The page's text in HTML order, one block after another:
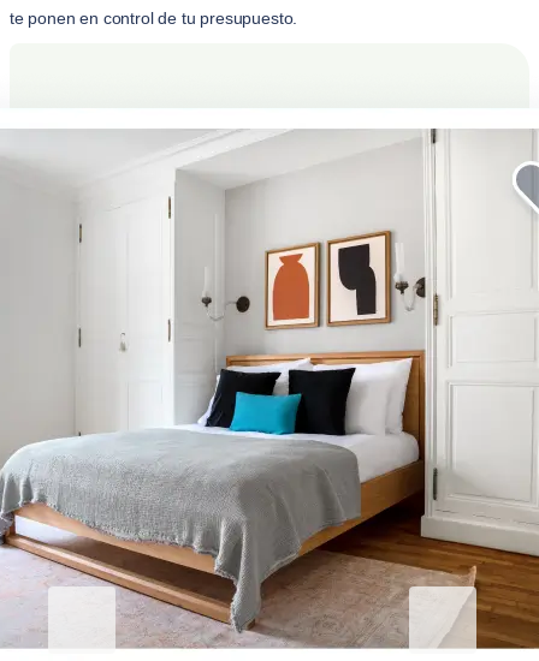
te ponen en control de tu presupuesto.
Eleva tu estancia